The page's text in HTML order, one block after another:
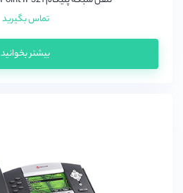
تماس بگیرید
بیشتر بخوانید